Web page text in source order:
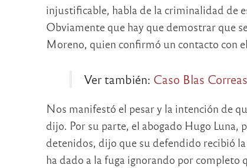
injustificable, habla de la criminalidad de
Obviamente que hay que demostrar que
Moreno, quien confirmó un contacto con
Ver también: Caso Blas
Nos manifestó el pesar y la intención de
dijo. Por su parte, el abogado Hugo Luna,
detenidos, dijo que su defendido recibió
ha dado a la fuga ignorando por completo